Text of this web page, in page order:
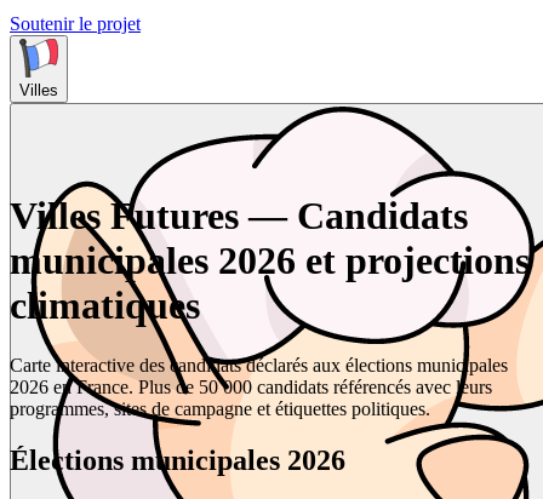
Soutenir le projet
Villes
Villes Futures — Candidats
municipales 2026 et projections
climatiques
Carte interactive des candidats déclarés aux élections municipales
2026 en France. Plus de 50 000 candidats référencés avec leurs
programmes, sites de campagne et étiquettes politiques.
Élections municipales 2026